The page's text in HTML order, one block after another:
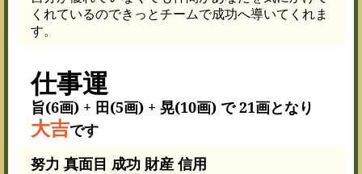
くれているのできっとチームで成功へ導いてくれま
す。
仕事運
旨(6画) + 田(5画) + 晃(10画) で 21画となり
大吉です
努力 真面目 成功 財産 信用